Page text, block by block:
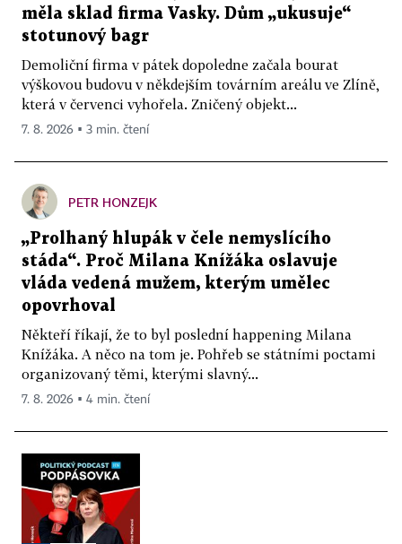
měla sklad firma Vasky. Dům „ukusuje“
stotunový bagr
Demoliční firma v pátek dopoledne začala bourat
výškovou budovu v někdejším továrním areálu ve Zlíně,
která v červenci vyhořela. Zničený objekt...
7. 8. 2026 ▪ 3 min. čtení
PETR HONZEJK
„Prolhaný hlupák v čele nemyslícího
stáda“. Proč Milana Knížáka oslavuje
vláda vedená mužem, kterým umělec
opovrhoval
Někteří říkají, že to byl poslední happening Milana
Knížáka. A něco na tom je. Pohřeb se státními poctami
organizovaný těmi, kterými slavný...
7. 8. 2026 ▪ 4 min. čtení